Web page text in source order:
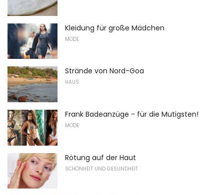
Kleidung für große Mädchen
MODE
Strände von Nord-Goa
HAUS
Frank Badeanzüge - für die Mutigsten!
MODE
Rötung auf der Haut
SCHÖNHEIT UND GESUNDHEIT